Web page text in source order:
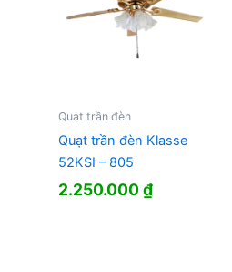
Quạt trần đèn
Quạt trần đèn Klasse
52KSI – 805
2.250.000₫